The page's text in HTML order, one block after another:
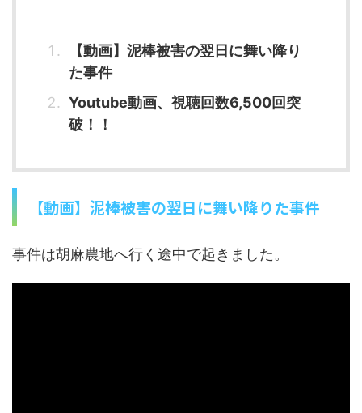
【動画】泥棒被害の翌日に舞い降り
た事件
Youtube動画、視聴回数6,500回突
破！！
【動画】泥棒被害の翌日に舞い降りた事件
事件は胡麻農地へ行く途中で起きました。